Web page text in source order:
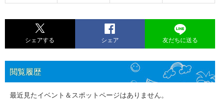
シェアする シェア 友だちに送る
閲覧履歴
最近見たイベント＆スポットページはありません。